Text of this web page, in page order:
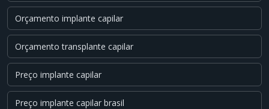
Orçamento implante capilar
Orçamento transplante capilar
Preço implante capilar
Preço implante capilar brasil